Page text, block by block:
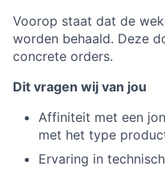
Voorop staat dat de
worden behaald. Deze
concrete orders.
Dit vragen wij van jou
Affiniteit met een
met het type
Ervaring in